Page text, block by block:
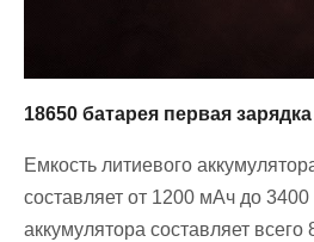
18650 батарея первая зарядка
Емкость литиевого
составляет от 1200 мАч до
аккумулятора составляет